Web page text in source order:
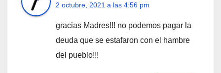
2 octubre, 2021 a las 4:56 pm
gracias Madres!!! no podemos pagar la
deuda que se estafaron con el hambre
del pueblo!!!